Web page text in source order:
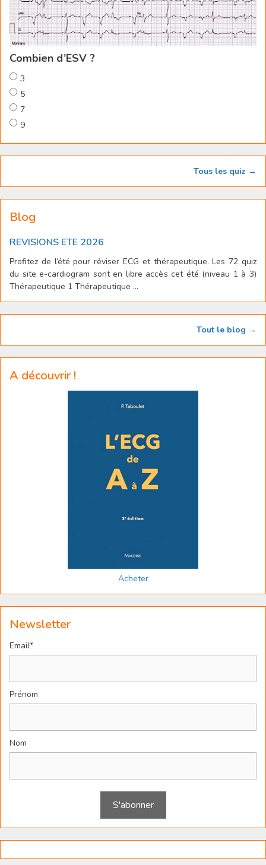
Combien d’ESV ?
3
5
7
9
Tous les quiz →
Blog
REVISIONS ETE 2026
Profitez de l’été pour réviser ECG et thérapeutique. Les 72 quiz
du site e-cardiogram sont en libre accès cet été (niveau 1 à 3)
Thérapeutique 1 Thérapeutique ...
Tout le blog →
A découvrir !
Acheter
Newsletter
Email*
Prénom
Nom